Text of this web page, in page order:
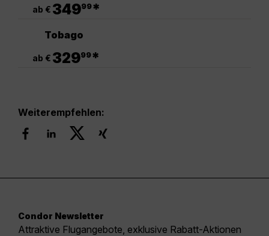
ab € 34999*
Tobago
ab € 32999*
Weiterempfehlen:
Condor Newsletter
Attraktive Flugangebote, exklusive Rabatt-Aktionen